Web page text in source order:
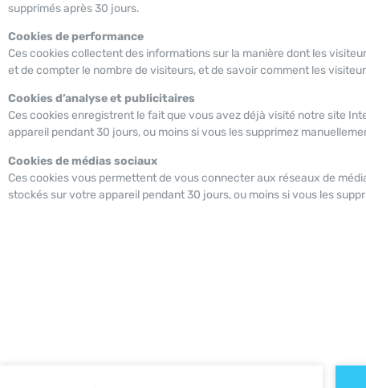
supprimés après 30 jours.
Cookies de performance
Ces cookies collectent des informations sur la manière dont les
et de compter le nombre de visiteurs, et de savoir comment les
Cookies d’analyse et publicitaires
Ces cookies enregistrent le fait que vous avez déjà visité notre site
appareil pendant 30 jours, ou moins si vous les supprimez
Cookies de médias sociaux
Ces cookies vous permettent de vous connecter aux réseaux de
stockés sur votre appareil pendant 30 jours, ou moins si vous les